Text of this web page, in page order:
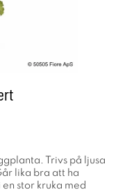
Trivs på ljusa
lika bra att ha
stor kruka med